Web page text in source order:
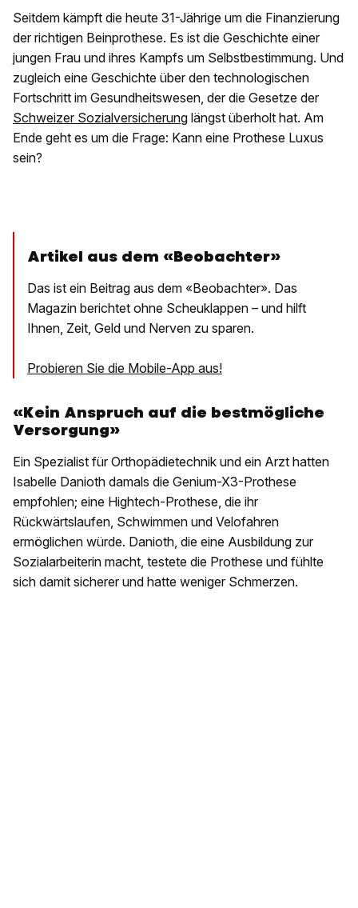
Seitdem kämpft die heute 31-Jährige um die Finanzierung
der richtigen Beinprothese. Es ist die Geschichte einer
jungen Frau und ihres Kampfs um Selbstbestimmung. Und
zugleich eine Geschichte über den technologischen
Fortschritt im Gesundheitswesen, der die Gesetze der
Schweizer Sozialversicherung längst überholt hat. Am
Ende geht es um die Frage: Kann eine Prothese Luxus
sein?
Artikel aus dem «Beobachter»
Das ist ein Beitrag aus dem «Beobachter». Das
Magazin berichtet ohne Scheuklappen – und hilft
Ihnen, Zeit, Geld und Nerven zu sparen.
Probieren Sie die Mobile-App aus!
«Kein Anspruch auf die bestmögliche
Versorgung»
Ein Spezialist für Orthopädietechnik und ein Arzt hatten
Isabelle Danioth damals die Genium-X3-Prothese
empfohlen; eine Hightech-Prothese, die ihr
Rückwärtslaufen, Schwimmen und Velofahren
ermöglichen würde. Danioth, die eine Ausbildung zur
Sozialarbeiterin macht, testete die Prothese und fühlte
sich damit sicherer und hatte weniger Schmerzen.